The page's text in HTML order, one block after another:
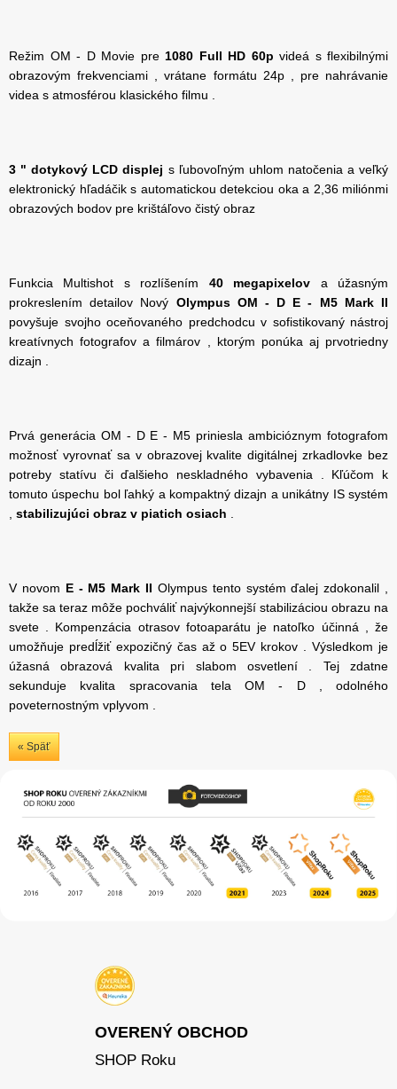
Režim OM - D Movie pre 1080 Full HD 60p videá s flexibilnými
obrazovým frekvenciami , vrátane formátu 24p , pre nahrávanie
videa s atmosférou klasického filmu .
3 " dotykový LCD displej s ľubovoľným uhlom natočenia a veľký
elektronický hľadáčik s automatickou detekciou oka a 2,36 miliónmi
obrazových bodov pre krištáľovo čistý obraz
Funkcia Multishot s rozlíšením 40 megapixelov a úžasným
prokreslením detailov Nový Olympus OM - D E - M5 Mark II
povyšuje svojho oceňovaného predchodcu v sofistikovaný nástroj
kreatívnych fotografov a filmárov , ktorým ponúka aj prvotriedny
dizajn .
Prvá generácia OM - D E - M5 priniesla ambicióznym fotografom
možnosť vyrovnať sa v obrazovej kvalite digitálnej zrkadlovke bez
potreby statívu či ďalšieho neskladného vybavenia . Kľúčom k
tomuto úspechu bol ľahký a kompaktný dizajn a unikátny IS systém
stabilizujúci obraz v piatich osiach
V novom E - M5 Mark II Olympus tento systém ďalej zdokonalil ,
takže sa teraz môže pochváliť najvýkonnejší stabilizáciou obrazu na
svete . Kompenzácia otrasov fotoaparátu je natoľko účinná , že
umožňuje predĺžiť expozičný čas až o 5EV krokov . Výsledkom je
úžasná obrazová kvalita pri slabom osvetlení . Tej zdatne
sekunduje kvalita spracovania tela OM - D , odolného
poveternostným vplyvom .
« Späť
OVERENÝ OBCHOD
SHOP Roku